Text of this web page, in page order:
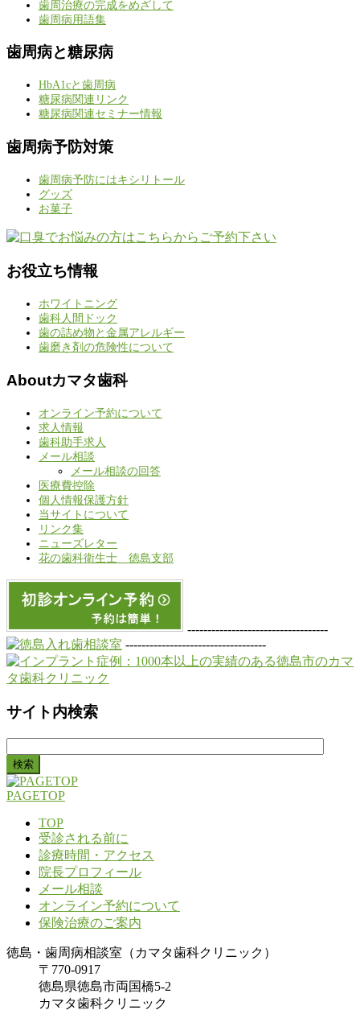
歯周治療の完成をめざして
歯周病用語集
歯周病と糖尿病
HbA1cと歯周病
糖尿病関連リンク
糖尿病関連セミナー情報
歯周病予防対策
歯周病予防にはキシリトール
グッズ
お菓子
お役立ち情報
ホワイトニング
歯科人間ドック
歯の詰め物と金属アレルギー
歯磨き剤の危険性について
Aboutカマタ歯科
オンライン予約について
求人情報
歯科助手求人
メール相談
メール相談の回答
医療費控除
個人情報保護方針
当サイトについて
リンク集
ニューズレター
花の歯科衛生士 徳島支部
-----------------------------------
-----------------------------------
サイト内検索
索:
PAGETOP
TOP
受診される前に
診療時間・アクセス
院長プロフィール
メール相談
オンライン予約について
保険治療のご案内
徳島・歯周病相談室（カマタ歯科クリニック）
〒770-0917
徳島県徳島市両国橋5-2
カマタ歯科クリニック